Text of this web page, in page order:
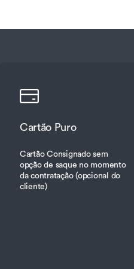
Cartão Puro
Cartão Consignado sem
opção de saque no momento
da contratação (opcional do
cliente)